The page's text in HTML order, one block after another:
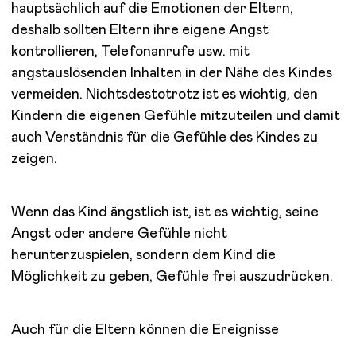
hauptsächlich auf die Emotionen der Eltern,
deshalb sollten Eltern ihre eigene Angst
kontrollieren, Telefonanrufe usw. mit
angstauslösenden Inhalten in der Nähe des Kindes
vermeiden. Nichtsdestotrotz ist es wichtig, den
Kindern die eigenen Gefühle mitzuteilen und damit
auch Verständnis für die Gefühle des Kindes zu
zeigen.
Wenn das Kind ängstlich ist, ist es wichtig, seine
Angst oder andere Gefühle nicht
herunterzuspielen, sondern dem Kind die
Möglichkeit zu geben, Gefühle frei auszudrücken.
Auch für die Eltern können die Ereignisse